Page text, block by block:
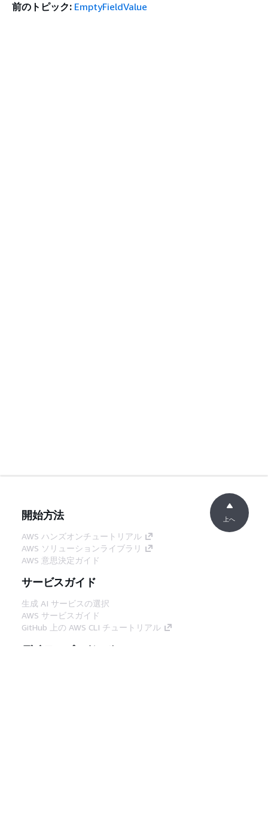
前のトピック: EmptyFieldValue
開始方法
AWS ハンズオンチュートリアル
AWS ソリューションライブラリ
AWS 意思決定ガイド
サービスガイド
生成 AI サービスの選択
AWS サービスガイド
GitHub 上の AWS CLI チュートリアル
デベロッパーツール
上へ